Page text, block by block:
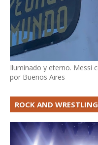
Iluminado y eterno. Messi
por Buenos Aires
ROCK AND WRESTLING